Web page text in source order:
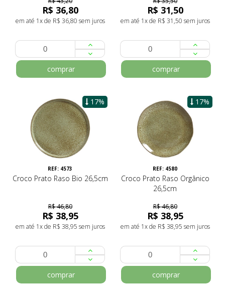
R$ 36,80
em até 1x de R$ 36,80 sem juros
comprar
R$ 31,50
em até 1x de R$ 31,50 sem juros
comprar
17%
REF: 4573
Croco Prato Raso Bio 26,5cm
R$ 46,80
R$ 38,95
em até 1x de R$ 38,95 sem juros
comprar
17%
REF: 4580
Croco Prato Raso Orgânico
26,5cm
R$ 46,80
R$ 38,95
em até 1x de R$ 38,95 sem juros
comprar